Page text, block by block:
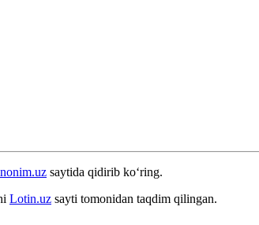
saytida qidirib ko‘ring.
Lotin.uz sayti tomonidan taqdim qilingan.